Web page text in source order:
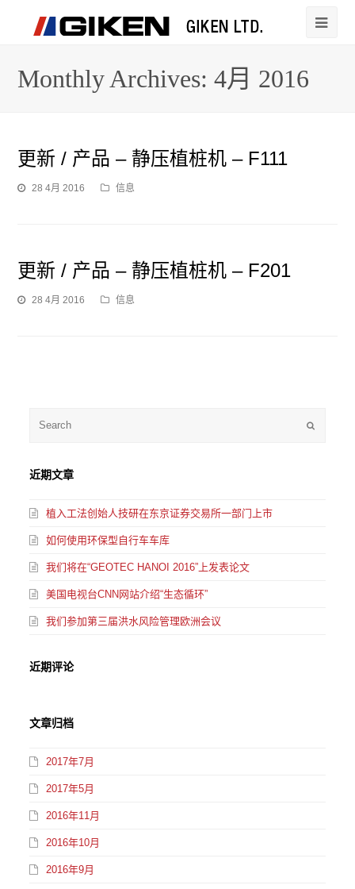
Monthly Archives: 4月 2016
更新 / 产品 – 静压植桩机 – F111
28 4月 2016 信息
更新 / 产品 – 静压植桩机 – F201
28 4月 2016 信息
近期文章
植入工法创始人技研在东京证券交易所一部门上市
如何使用环保型自行车车库
我们将在“GEOTEC HANOI 2016”上发表论文
美国电视台CNN网站介绍“生态循环”
我们参加第三届洪水风险管理欧洲会议
近期评论
文章归档
2017年7月
2017年5月
2016年11月
2016年10月
2016年9月